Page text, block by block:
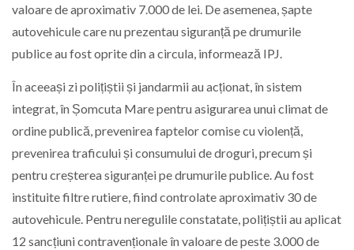
valoare de aproximativ 7.000 de lei. De asemenea, șapte
autovehicule care nu prezentau siguranță pe drumurile
publice au fost oprite din a circula, informează IPJ.
În aceeași zi polițiștii și jandarmii au acționat, în sistem
integrat, în Șomcuta Mare pentru asigurarea unui climat de
ordine publică, prevenirea faptelor comise cu violență,
prevenirea traficului și consumului de droguri, precum și
pentru creșterea siguranței pe drumurile publice. Au fost
instituite filtre rutiere, fiind controlate aproximativ 30 de
autovehicule. Pentru neregulile constatate, polițiștii au aplicat
12 sancțiuni contravenționale în valoare de peste 3.000 de